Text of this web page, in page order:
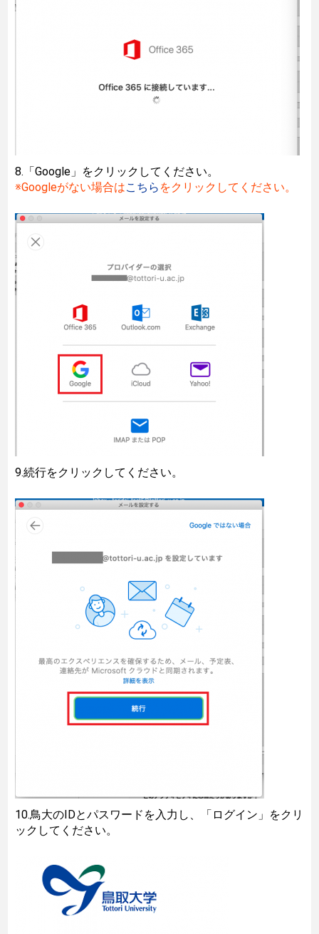
8.「Google」をクリックしてください。
※Googleがない場合はこちら をクリックしてください。
9.続行をクリックしてください。
10.鳥大のIDとパスワードを入力し、「ログイン」をクリ
ックしてください。